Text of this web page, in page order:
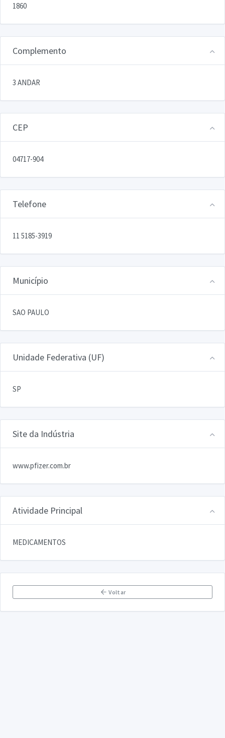
1860
Complemento
3 ANDAR
CEP
04717-904
Telefone
11 5185-3919
Município
SAO PAULO
Unidade Federativa (UF)
SP
Site da Indústria
www.pfizer.com.br
Atividade Principal
MEDICAMENTOS
Voltar